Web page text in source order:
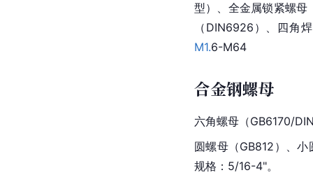
型）、全金属锁紧螺
（DIN6926）、四角
M1.6-M64
合金钢螺母
六角螺母 （GB6170/
圆螺母（GB812）、小
规格：5/16-4"。